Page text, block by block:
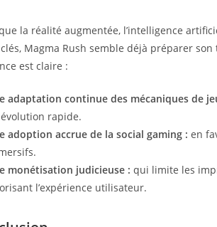
la réalité augmentée, l’intelligence
Magma Rush semble déjà préparer
est claire :
adaptation continue des mécaniques de
rapide.
adoption accrue de la social gaming : en
monétisation judicieuse : qui limite les
l’expérience utilisateur.